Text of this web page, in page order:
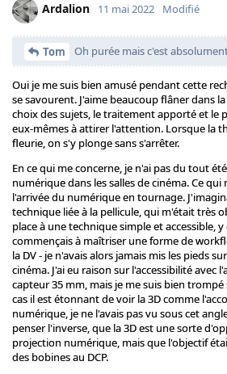
Ardalion 11 mai 2022 Modifié
Tom Oh purée mais c'est
Oui je me suis bien amusé pendant cette
se savourent. J'aime beaucoup flâner dans
choix des sujets, le traitement apporté et le
eux-mêmes à attirer l'attention. Lorsque la
fleurie, on s'y plonge sans s'arrêter.
En ce qui me concerne, je n'ai pas du tout
numérique dans les salles de cinéma. Ce
l'arrivée du numérique en tournage.
technique liée à la pellicule, qui m'était très
place à une technique simple et accessible,
commençais à maîtriser une forme de
la DV - je n'avais alors jamais mis les pieds
cinéma. J'ai eu raison sur l'accessibilité avec
capteur 35 mm, mais je me suis bien
cas il est étonnant de voir la 3D comme
numérique, je ne l'avais pas vu sous cet
penser l'inverse, que la 3D est une sorte
projection numérique, mais que l'objectif
des bobines au DCP.